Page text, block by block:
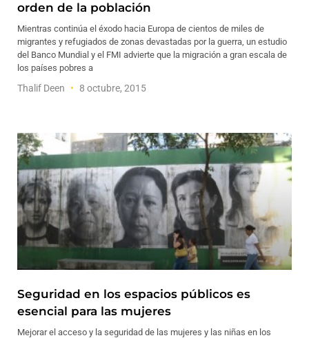
orden de la población
Mientras continúa el éxodo hacia Europa de cientos de miles de
migrantes y refugiados de zonas devastadas por la guerra, un estudio
del Banco Mundial y el FMI advierte que la migración a gran escala de
los países pobres a
Thalif Deen 8 octubre, 2015
Seguridad en los espacios públicos es
esencial para las mujeres
Mejorar el acceso y la seguridad de las mujeres y las niñas en los